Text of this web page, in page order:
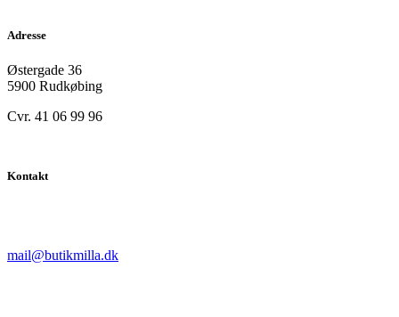
Adresse
Østergade 36
5900 Rudkøbing
Cvr. 41 06 99 96
Kontakt
mail@butikmilla.dk